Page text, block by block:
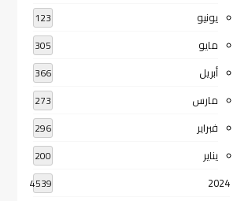
يونيو 123
مايو 305
أبريل 366
مارس 273
فبراير 296
يناير 200
2024
4539